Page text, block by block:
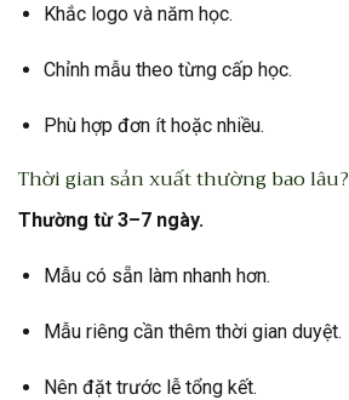
Khắc logo và năm học.
Chỉnh mẫu theo từng cấp học.
Phù hợp đơn ít hoặc nhiều.
Thời gian sản xuất thường bao lâu?
Thường từ 3–7 ngày.
Mẫu có sẵn làm nhanh hơn.
Mẫu riêng cần thêm thời gian duyệt.
Nên đặt trước lễ tổng kết.